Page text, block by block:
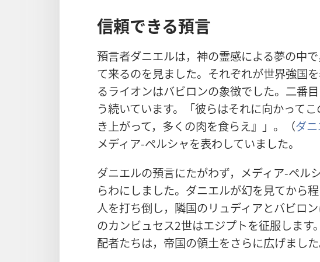
信頼できる預言
預言者ダニエルは，神の霊感による夢の中
て来るのを見ました。それぞれが世界強国
るライオンはバビロンの象徴でした。二番
う続いています。「彼らはそれに向かって
き上がって，多くの肉を食らえ』」。（ダ
メディア-ペルシャを表わしていました。
ダニエルの預言にたがわず，メディア-ペル
らわにしました。ダニエルが幻を見てから
人を打ち倒し，隣国のリュディアとバビロ
のカンビュセス2世はエジプトを征服します
配者たちは，帝国の領土をさらに広げました